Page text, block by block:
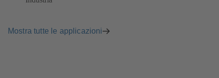
Mostra tutte le applicazioni